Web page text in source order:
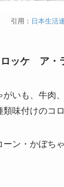
引用： 日本生活
ロッケ ア・
がいも、牛肉
味付けのコ
ーン・かぼち